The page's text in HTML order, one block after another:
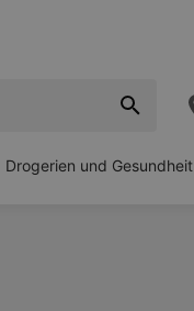
Drogerien und Gesundheit